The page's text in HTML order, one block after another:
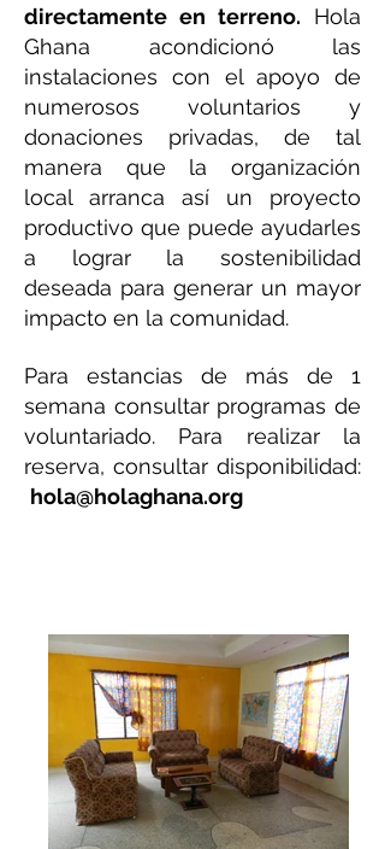
directamente en terreno. Hola
Ghana acondicionó las
instalaciones con el apoyo de
numerosos voluntarios y
donaciones privadas, de tal
manera que la organización
local arranca así un proyecto
productivo que puede ayudarles
a lograr la sostenibilidad
deseada para generar un mayor
impacto en la comunidad.
Para estancias de más de 1
semana consultar programas de
voluntariado. Para realizar la
reserva, consultar disponibilidad:
hola@holaghana.org